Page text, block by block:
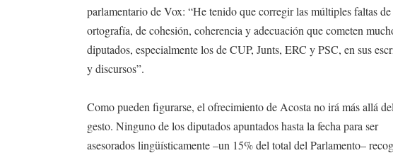
parlamentario de Vox: “He tenido que corregir las múltiples faltas de
ortografía, de cohesión, coherencia y adecuación que cometen
diputados, especialmente los de CUP, Junts, ERC y PSC, en sus
y discursos”.
Como pueden figurarse, el ofrecimiento de Acosta no irá más allá del
gesto. Ninguno de los diputados apuntados hasta la fecha para ser
asesorados lingüísticamente –un 15% del total del Parlamento–